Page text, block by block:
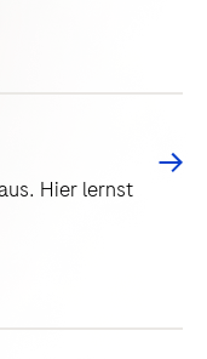
Hier lernst